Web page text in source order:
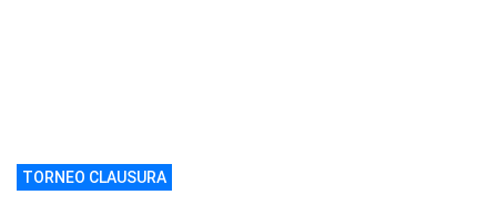
TORNEO CLAUSURA